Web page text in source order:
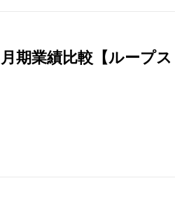
期業績比較【ループス